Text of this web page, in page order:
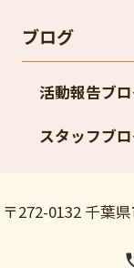
ブログ
活動報告ブ
スタッフブ
〒272-0132 千葉